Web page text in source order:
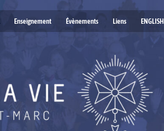
Enseignement Évènements Liens ENGLISH